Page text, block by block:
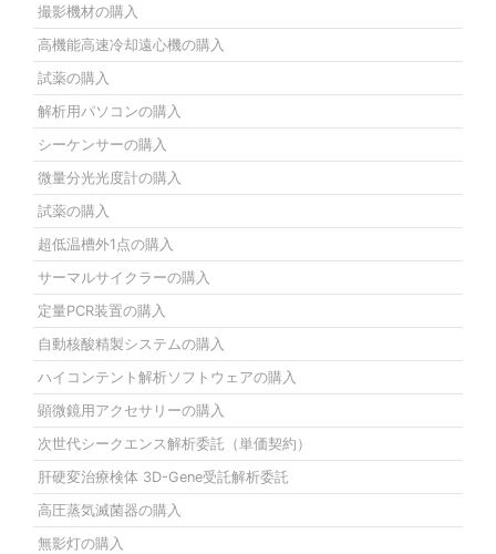
撮影機材の購入
高機能高速冷却遠心機の購入
試薬の購入
解析用パソコンの購入
シーケンサーの購入
微量分光光度計の購入
試薬の購入
超低温槽外1点の購入
サーマルサイクラーの購入
定量PCR装置の購入
自動核酸精製システムの購入
ハイコンテント解析ソフトウェアの購入
顕微鏡用アクセサリーの購入
次世代シークエンス解析委託（単価契約）
肝硬変治療検体 3D-Gene受託解析委託
高圧蒸気滅菌器の購入
無影灯の購入